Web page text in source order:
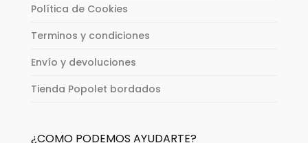
Política de Cookies
Terminos y condiciones
Envío y devoluciones
Tienda Popolet bordados
¿COMO PODEMOS AYUDARTE?